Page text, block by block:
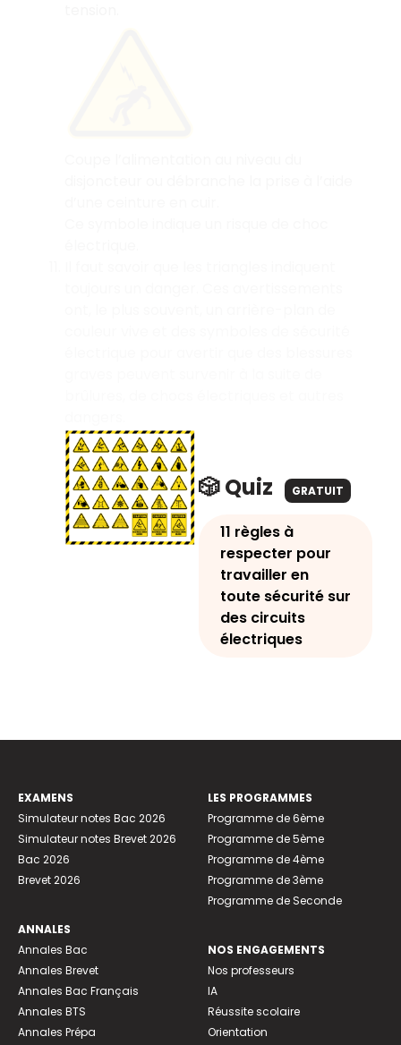
🎲 Quiz GRATUIT
11 règles à
respecter pour
travailler en
toute sécurité sur
des circuits
électriques
EXAMENS
Simulateur notes Bac 2026
Simulateur notes Brevet 2026
Bac 2026
Brevet 2026
ANNALES
Annales Bac
Annales Brevet
Annales Bac Français
Annales BTS
Annales Prépa
LES PROGRAMMES
Programme de 6ème
Programme de 5ème
Programme de 4ème
Programme de 3ème
Programme de Seconde
NOS ENGAGEMENTS
Nos professeurs
IA
Réussite scolaire
Orientation